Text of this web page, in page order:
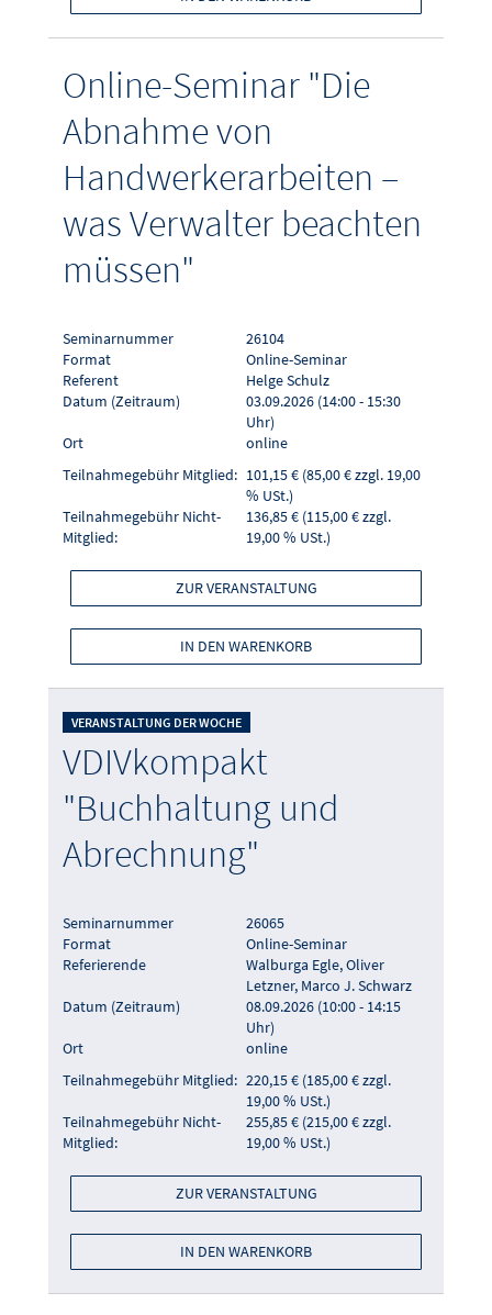
Online-Seminar "Die
Abnahme von
Handwerkerarbeiten –
was Verwalter beachten
müssen"
Seminarnummer
26104
Format
Online-Seminar
Referent
Helge Schulz
Datum (Zeitraum)
03.09.2026 (14:00 - 15:30
Uhr)
Ort
online
Teilnahmegebühr Mitglied: 101,15 € (85,00 € zzgl. 19,00
% USt.)
Teilnahmegebühr Nicht-
Mitglied:
136,85 € (115,00 € zzgl.
19,00 % USt.)
ZUR VERANSTALTUNG
IN DEN WARENKORB
VERANSTALTUNG DER WOCHE
VDIVkompakt
"Buchhaltung und
Abrechnung"
Seminarnummer
26065
Format
Online-Seminar
Referierende
Walburga Egle, Oliver
Letzner, Marco J. Schwarz
Datum (Zeitraum)
08.09.2026 (10:00 - 14:15
Uhr)
Ort
online
Teilnahmegebühr Mitglied: 220,15 € (185,00 € zzgl.
19,00 % USt.)
Teilnahmegebühr Nicht-
Mitglied:
255,85 € (215,00 € zzgl.
19,00 % USt.)
ZUR VERANSTALTUNG
IN DEN WARENKORB